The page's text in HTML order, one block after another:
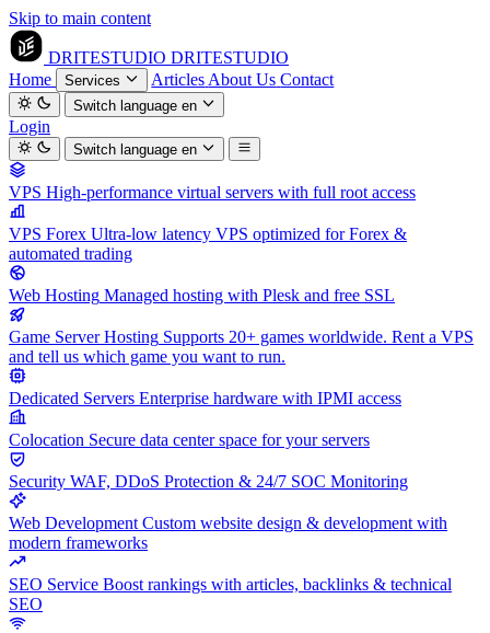
Skip to main content
DRITESTUDIO DRITESTUDIO
Home
Services Articles About Us Contact
Switch languageen
Login
Switch languageen
VPS High-performance virtual servers with full root access
VPS Forex Ultra-low latency VPS optimized for Forex &
automated trading
Web Hosting Managed hosting with Plesk and free SSL
Game Server Hosting Supports 20+ games worldwide. Rent a VPS
and tell us which game you want to run.
Dedicated Servers Enterprise hardware with IPMI access
Colocation Secure data center space for your servers
Security WAF, DDoS Protection & 24/7 SOC Monitoring
Web Development Custom website design & development with
modern frameworks
SEO Service Boost rankings with articles, backlinks & technical
SEO